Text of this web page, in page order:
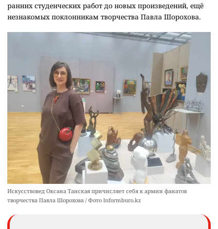
ранних студенческих работ до новых произведений, ещё
незнакомых поклонникам творчества Павла Шорохова.
Искусствовед Оксана Танская причисляет себя к армии фанатов
творчества Павла Шорохова / Фото Informburo.kz